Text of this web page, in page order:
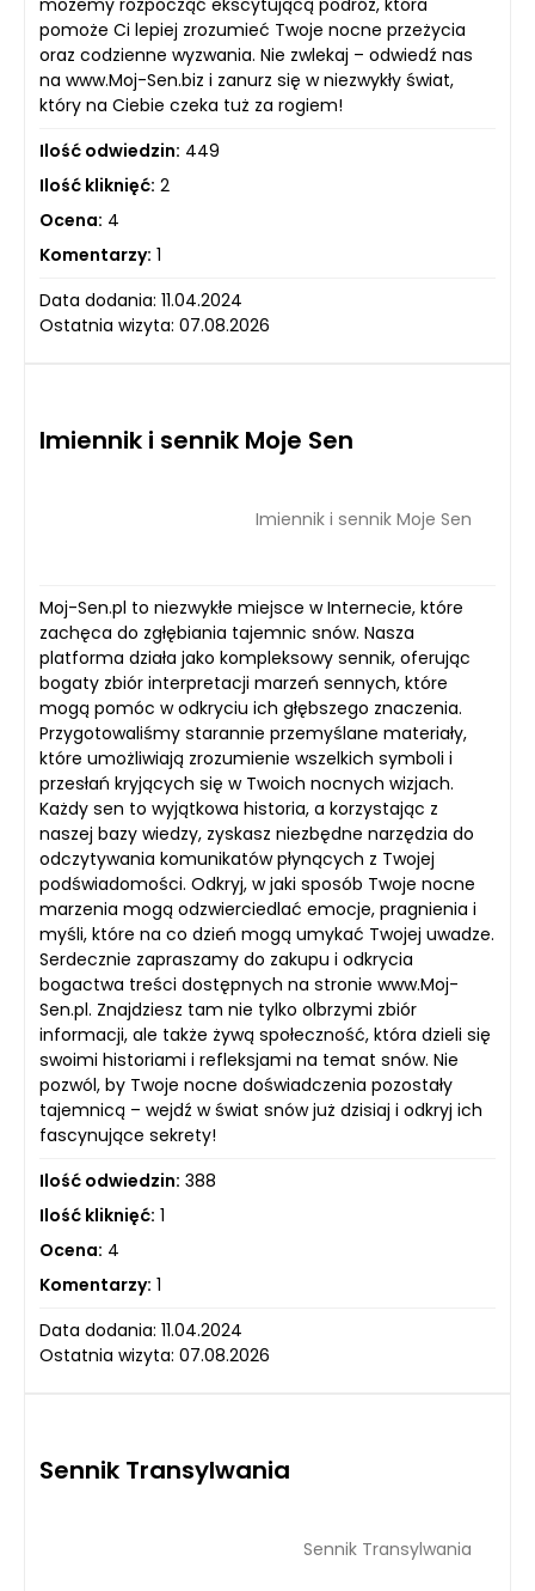
możemy rozpocząć ekscytującą podróż, która
pomoże Ci lepiej zrozumieć Twoje nocne przeżycia
oraz codzienne wyzwania. Nie zwlekaj – odwiedź nas
na www.Moj-Sen.biz i zanurz się w niezwykły świat,
który na Ciebie czeka tuż za rogiem!
Ilość odwiedzin: 449
Ilość kliknięć: 2
Ocena: 4
Komentarzy: 1
Data dodania: 11.04.2024
Ostatnia wizyta: 07.08.2026
Imiennik i sennik Moje Sen
Imiennik i sennik Moje Sen
Moj-Sen.pl to niezwykłe miejsce w Internecie, które
zachęca do zgłębiania tajemnic snów. Nasza
platforma działa jako kompleksowy sennik, oferując
bogaty zbiór interpretacji marzeń sennych, które
mogą pomóc w odkryciu ich głębszego znaczenia.
Przygotowaliśmy starannie przemyślane materiały,
które umożliwiają zrozumienie wszelkich symboli i
przesłań kryjących się w Twoich nocnych wizjach.
Każdy sen to wyjątkowa historia, a korzystając z
naszej bazy wiedzy, zyskasz niezbędne narzędzia do
odczytywania komunikatów płynących z Twojej
podświadomości. Odkryj, w jaki sposób Twoje nocne
marzenia mogą odzwierciedlać emocje, pragnienia i
myśli, które na co dzień mogą umykać Twojej uwadze.
Serdecznie zapraszamy do zakupu i odkrycia
bogactwa treści dostępnych na stronie www.Moj-
Sen.pl. Znajdziesz tam nie tylko olbrzymi zbiór
informacji, ale także żywą społeczność, która dzieli się
swoimi historiami i refleksjami na temat snów. Nie
pozwól, by Twoje nocne doświadczenia pozostały
tajemnicą – wejdź w świat snów już dzisiaj i odkryj ich
fascynujące sekrety!
Ilość odwiedzin: 388
Ilość kliknięć: 1
Ocena: 4
Komentarzy: 1
Data dodania: 11.04.2024
Ostatnia wizyta: 07.08.2026
Sennik Transylwania
Sennik Transylwania